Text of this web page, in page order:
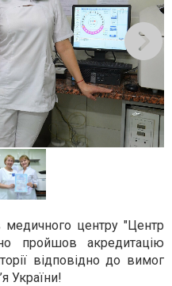
медичного центру "Центр
пройшов акредитацію
відповідно до вимог
України!